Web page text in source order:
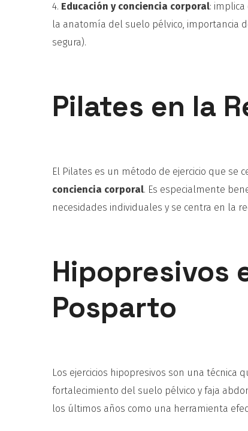
4. Educación y conciencia corporal:
la anatomía del suelo pélvico, importancia
segura).
Pilates en la
El Pilates es un método de ejercicio que se
conciencia corporal. Es especialmente
necesidades individuales y se centra en la
Hipopresivos
Posparto
Los ejercicios hipopresivos son una
fortalecimiento del suelo pélvico y faja
los últimos años como una herramienta